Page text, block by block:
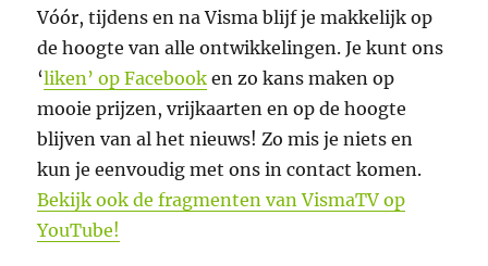
Vóór, tijdens en na Visma blijf je makkelijk op
de hoogte van alle ontwikkelingen. Je kunt ons
‘liken’ op Facebook en zo kans maken op
mooie prijzen, vrijkaarten en op de hoogte
blijven van al het nieuws! Zo mis je niets en
kun je eenvoudig met ons in contact komen.
Bekijk ook de fragmenten van VismaTV op
YouTube!